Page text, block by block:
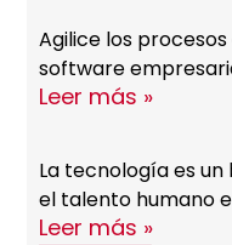
Agilice los
software
Leer más »
La tecnología es
el talento humano
Leer más »